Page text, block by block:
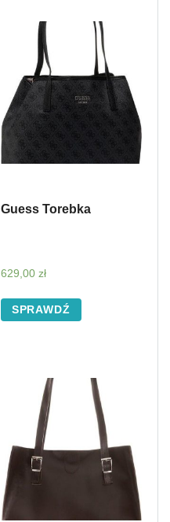
Guess Torebka
629,00 zł
SPRAWDŹ